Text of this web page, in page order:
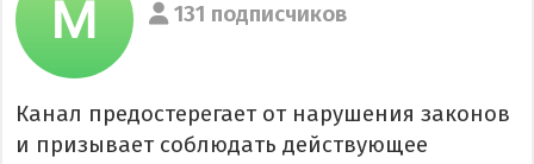
131 подписчиков
Канал предостерегает от нарушения законов
и призывает соблюдать действующее